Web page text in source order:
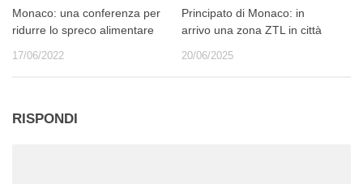
Monaco: una conferenza per
ridurre lo spreco alimentare
17/06/2022
Principato di Monaco: in
arrivo una zona ZTL in città
20/06/2025
RISPONDI